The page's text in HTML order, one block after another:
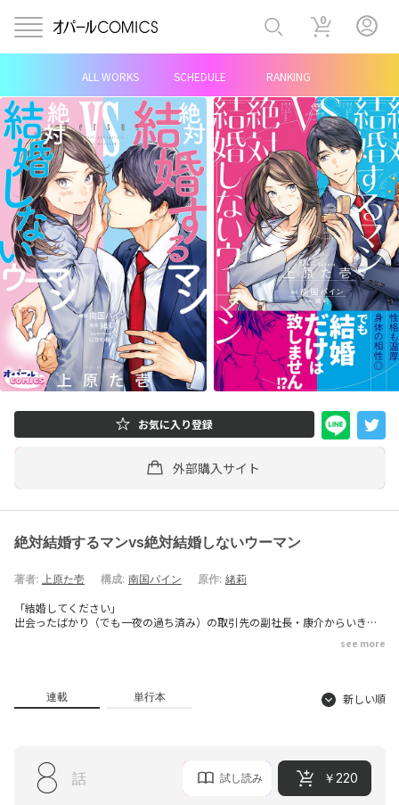
ALL WORKS SCHEDULE RANKING
0
お気に入り登録
外部購入サイト
絶対結婚するマンvs絶対結婚しないウーマン
著者: 上原た壱 構成: 南国パイン 原作: 緒莉
「結婚してください」
出会ったばかり（でも一夜の過ち済み）の取引先の副社長・康介からいきな
気づけば『結婚しない選択肢はない』みたいな雰囲気に。一体どうしてこう
なった!?
see more
連載 単行本 新しい順
8 話 試し読み ￥220